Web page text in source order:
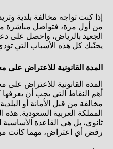
إذا كنت تواجه مخالفة بلدية
من أول مرة، فتواصل مباشرة
الجعيد بالرياض، واحصل على
يجنّبك كل هذه الأسباب التي
المدة القانونية للاعتراض على
المدة القانونية للاعتراض على
أهم النقاط التي يجب أن
مخالفة من قبل الأمانة أو
المملكة العربية السعودية.
ثانوي، بل هي القاعدة الأساسية
رفض أي اعتراض، مهما كانت